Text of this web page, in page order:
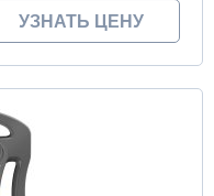
УЗНАТЬ ЦЕНУ